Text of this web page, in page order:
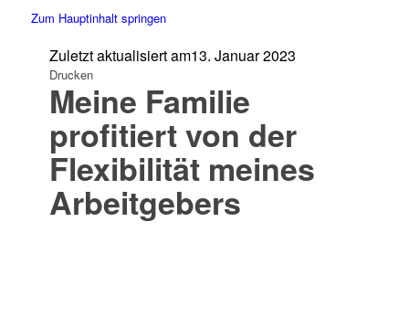
Zum Hauptinhalt springen
Zuletzt aktualisiert am13. Januar 2023
Drucken
Meine Familie
profitiert von der
Flexibilität meines
Arbeitgebers